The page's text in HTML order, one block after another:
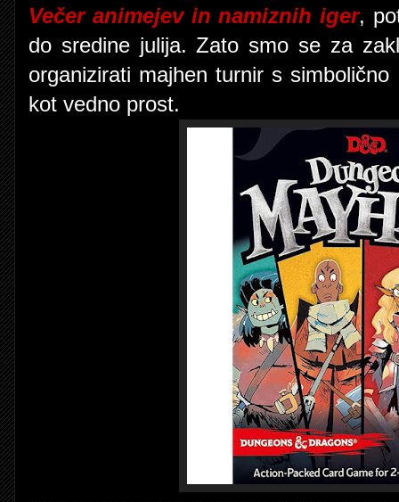
Večer animejev in namiznih iger,
do sredine julija. Zato smo se za
organizirati majhen turnir s
kot vedno prost.